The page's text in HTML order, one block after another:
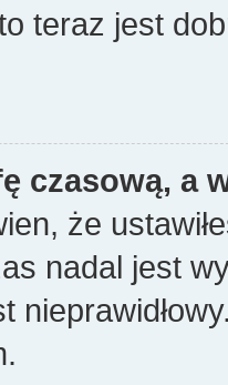
teraz jest
czasową, a
że
nadal jest